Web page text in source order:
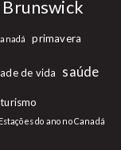
primavera
de vida saúde
turismo
do ano no Canadá